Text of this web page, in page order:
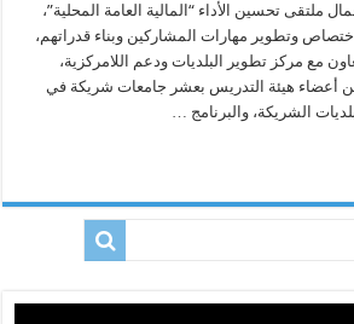
ملتقى تحسين الأداء “المالية العامة المحلية”،
وتطوير مهارات المشاركين وبناء قدراتهم،
مع مركز تطوير البلديات ودعم اللامركزية،
20 عضوا من أعضاء هيئة التدريس بعشر جامعات شريكة في
الشريكة، والبرنامج …